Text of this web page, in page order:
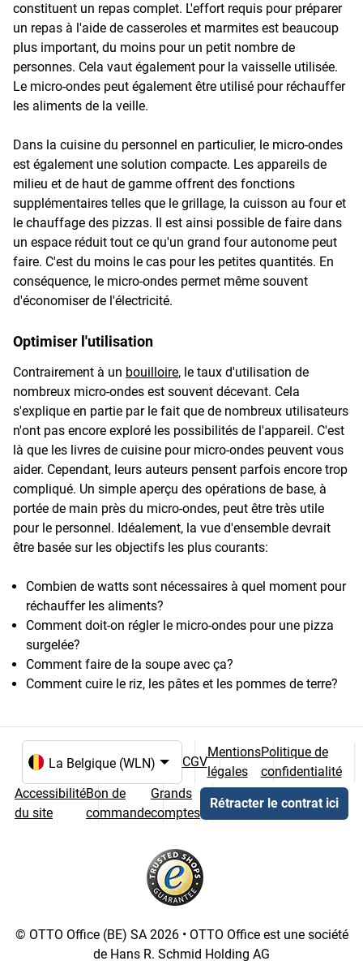
constituent un repas complet. L'effort requis pour préparer
un repas à l'aide de casseroles et marmites est beaucoup
plus important, du moins pour un petit nombre de
personnes. Cela vaut également pour la vaisselle utilisée.
Le micro-ondes peut également être utilisé pour réchauffer
les aliments de la veille.
Dans la cuisine du personnel en particulier, le micro-ondes
est également une solution compacte. Les appareils de
milieu et de haut de gamme offrent des fonctions
supplémentaires telles que le grillage, la cuisson au four et
le chauffage des pizzas. Il est ainsi possible de faire dans
un espace réduit tout ce qu'un grand four autonome peut
faire. C'est du moins le cas pour les petites quantités. En
conséquence, le micro-ondes permet même souvent
d'économiser de l'électricité.
Optimiser l'utilisation
Contrairement à un bouilloire, le taux d'utilisation de
nombreux micro-ondes est souvent décevant. Cela
s'explique en partie par le fait que de nombreux utilisateurs
n'ont pas encore exploré les possibilités de l'appareil. C'est
là que les livres de cuisine pour micro-ondes peuvent vous
aider. Cependant, leurs auteurs pensent parfois encore trop
compliqué. Un simple aperçu des opérations de base, à
portée de main près du micro-ondes, peut être très utile
pour le personnel. Idéalement, la vue d'ensemble devrait
être basée sur les objectifs les plus courants:
Combien de watts sont nécessaires à quel moment pour
réchauffer les aliments?
Comment doit-on régler le micro-ondes pour une pizza
surgelée?
Comment faire de la soupe avec ça?
Comment cuire le riz, les pâtes et les pommes de terre?
Choix de la langue et du pays
CGV
Mentions
légales
Politique de
confidentialité
Accessibilité
du site
Bon de
commande
Grands
comptes
Rétracter le contrat ici
© OTTO Office (BE) SA 2026 • OTTO Office est une société
de Hans R. Schmid Holding AG